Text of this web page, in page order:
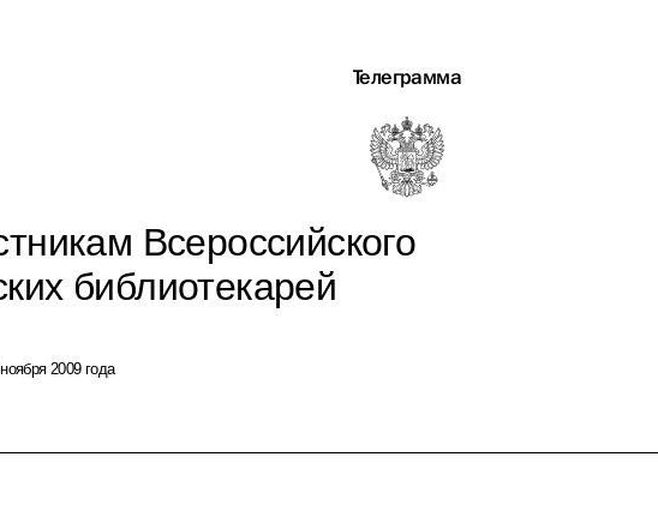
Телеграмма
Всероссийского
библиотекарей
2009 года